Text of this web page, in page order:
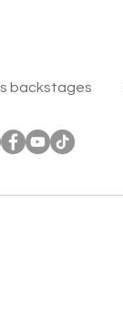
backstages